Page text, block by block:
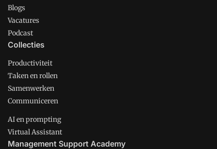
Blogs
Vacatures
Podcast
Collecties
Productiviteit
Taken en rollen
Samenwerken
Communiceren
AI en prompting
Virtual Assistant
Management Support Academy